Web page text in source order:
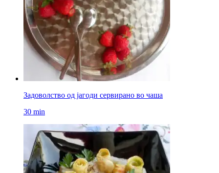
Задоволство од јагоди сервирано во чаша
30 min